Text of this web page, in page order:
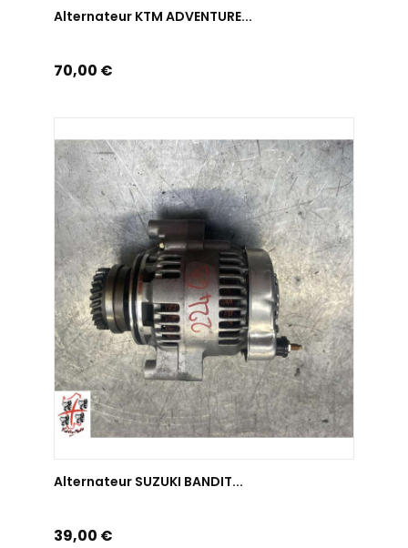
Alternateur KTM ADVENTURE...
Prix
70,00 €
Alternateur SUZUKI BANDIT...
Prix
39,00 €